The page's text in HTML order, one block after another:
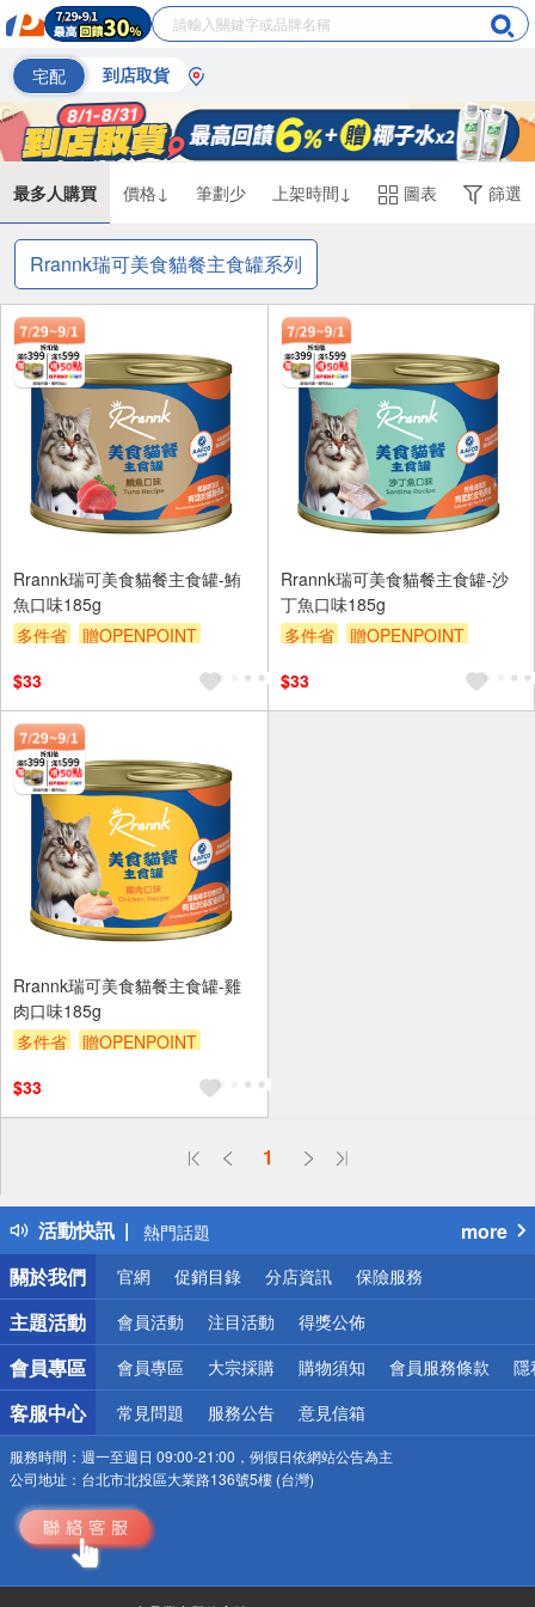
宅配 到店取貨
最多人購買 價格↓ 筆劃少 上架時間↓ 圖表 篩選
Rrannk瑞可美食貓餐主食罐系列
Rrannk瑞可美食貓餐主食罐-鮪
魚口味185g
多件省
贈OPENPOINT
$33
Rrannk瑞可美食貓餐主食罐-沙
丁魚口味185g
多件省
贈OPENPOINT
$33
Rrannk瑞可美食貓餐主食罐-雞
肉口味185g
多件省
贈OPENPOINT
$33
1
活動快訊
偏遠地區配送
得獎公告
熱門話題
銀行優惠
偏遠地區配送
詐騙網頁！請小心！
more
關於我們
官網 促銷目錄 分店資訊 保險服務
主題活動 會員活動 注目活動 得獎公佈
會員專區 會員專區 大宗採購 購物須知 會員服務條款 隱
客服中心 常見問題 服務公告 意見信箱
服務時間： 週一至週日 09:00-21:00，例假日依網站公告為主
公司地址： 台北市北投區大業路136號5樓 (台灣)